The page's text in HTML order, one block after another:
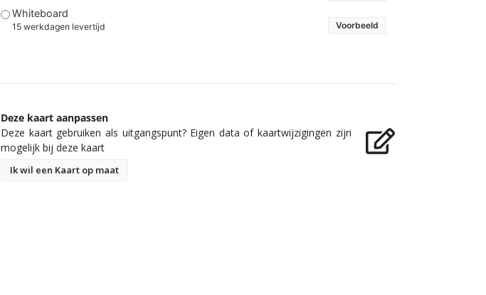
Whiteboard
15 werkdagen levertijd Voorbeeld
Deze kaart aanpassen
Deze kaart gebruiken als uitgangspunt? Eigen data of kaartwijzigingen zijn
mogelijk bij deze kaart
Ik wil een Kaart op maat